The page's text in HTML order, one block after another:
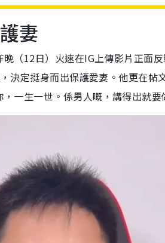
妻
（12日）火速在IG上傳影片正面
決定挺身而出保護愛妻。他更在帖
一生一世。係男人嘅，講得出就要